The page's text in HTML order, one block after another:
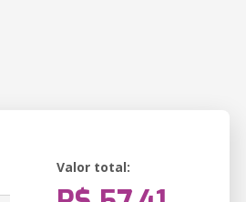
Valor total: